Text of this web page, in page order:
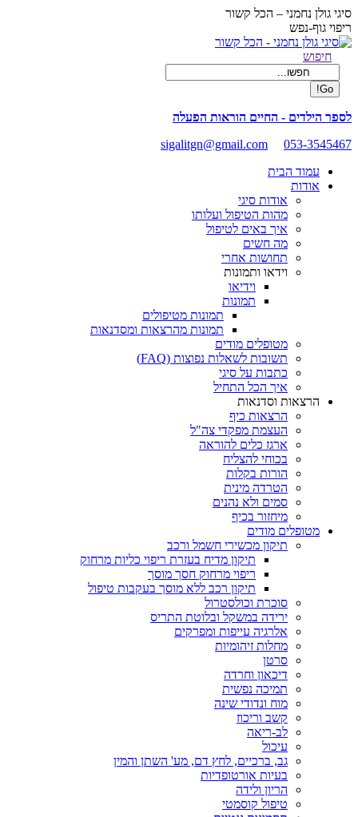
Skip
to
content
סיגי גולן נחמני – הכל קשור
ריפוי גוף-נפש
Facebook
opens
new
window
Search:
חיפוש
לספר הילדים - החיים הוראות הפעלה
sigalitgn@gmail.com
053-3545467
עמוד הבית
אודות
אודות סיגי
מהות הטיפול ועלותו
איך באים לטיפול
מה חשים
תחושות אחרי
וידאו ותמונות
וידיאו
תמונות
תמונות מטיפולים
תמונות מהרצאות ומסדנאות
מטופלים מודים
תשובות לשאלות נפוצות (FAQ)
כתבות על סיגי
איך הכל התחיל
הרצאות וסדנאות
הרצאות כיף
העצמת מפקדי צה"ל
ארגז כלים להוראה
בכוחי להצליח
הורות בקלות
הטרדה מינית
סמים ולא נהנים
מיחזור בכיף
מטופלים מודים
תיקון מכשירי חשמל ורכב
תיקון מדיח בעזרת ריפוי כליות מרחוק
ריפוי מרחוק חסך מוסך
תיקון רכב ללא מוסך בעקבות טיפול
סוכרת וכולסטרול
ירידה במשקל ובלוטת התריס
אלרגיה עייפות ומפרקים
מחלות זיהומיות
סרטן
דיכאון וחרדה
תמיכה נפשית
מוח ונדודי שינה
קשב וריכוז
לב-ריאה
עיכול
גב, ברכיים, לחץ דם, מע' השתן והמין
בעיות אורטופדיות
הריון ולידה
טיפול קוסמטי